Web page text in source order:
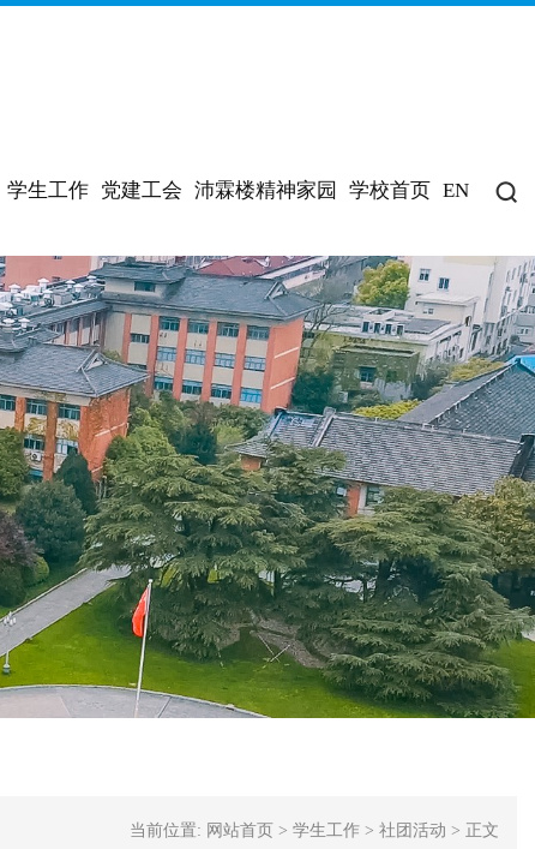
学生工作 党建工会 沛霖楼精神家园 学校首页 EN
当前位置: 网站首页 > 学生工作 > 社团活动 > 正文